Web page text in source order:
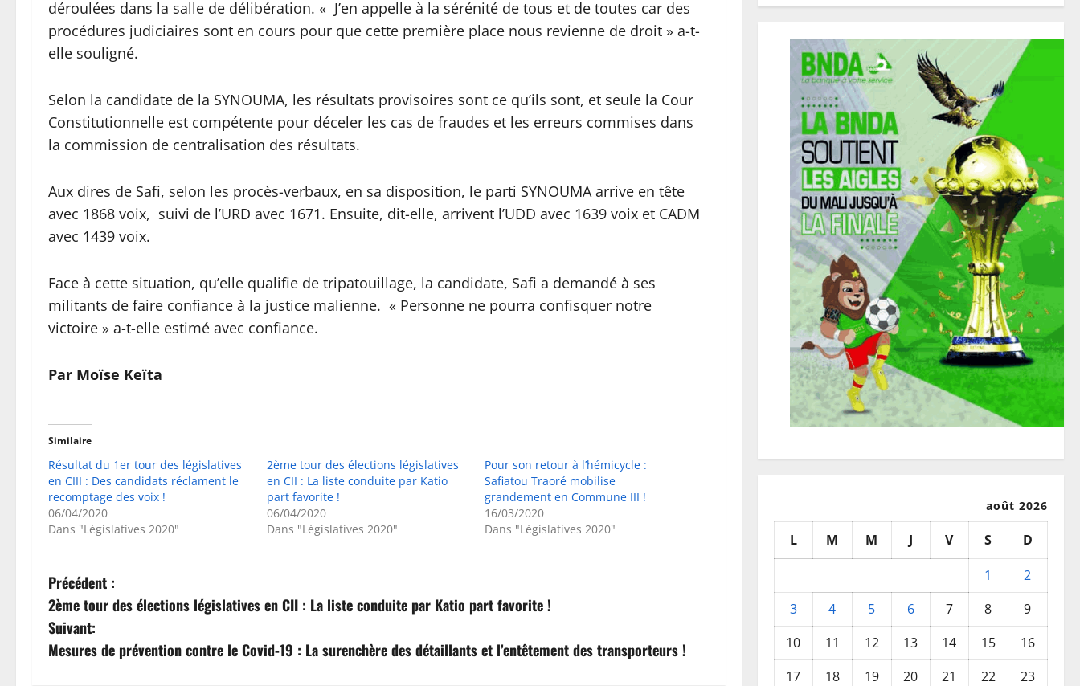
déroulées dans la salle de délibération. « J’en appelle à la sérénité de tous et de toutes car des
procédures judiciaires sont en cours pour que cette première place nous revienne de droit » a-t-
elle souligné.
Selon la candidate de la SYNOUMA, les résultats provisoires sont ce qu’ils sont, et seule la Cour
Constitutionnelle est compétente pour déceler les cas de fraudes et les erreurs commises dans
la commission de centralisation des résultats.
Aux dires de Safi, selon les procès-verbaux, en sa disposition, le parti SYNOUMA arrive en tête
avec 1868 voix, suivi de l’URD avec 1671. Ensuite, dit-elle, arrivent l’UDD avec 1639 voix et CADM
avec 1439 voix.
Face à cette situation, qu’elle qualifie de tripatouillage, la candidate, Safi a demandé à ses
militants de faire confiance à la justice malienne. « Personne ne pourra confisquer notre
victoire » a-t-elle estimé avec confiance.
Par Moïse Keïta
Similaire
Résultat du 1er tour des législatives
en CIII : Des candidats réclament le
recomptage des voix !
06/04/2020
Dans "Législatives 2020"
2ème tour des élections législatives
en CII : La liste conduite par Katio
part favorite !
06/04/2020
Dans "Législatives 2020"
Pour son retour à l’hémicycle :
Safiatou Traoré mobilise
grandement en Commune III !
16/03/2020
Dans "Législatives 2020"
N
a
v
Précédent :
2ème tour des élections législatives en CII : La liste conduite par Katio part favorite !
Suivant:
Mesures de prévention contre le Covid-19 : La surenchère des détaillants et l’entêtement des transporteurs !
août 2026
L M M J V S
D
1
2
3
4 5 6 7 8
9
10
11 12 13 14 15
16
17
18 19 20 21 22
23